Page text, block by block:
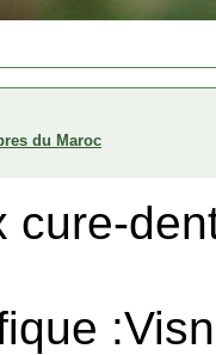
du Maroc
cure-